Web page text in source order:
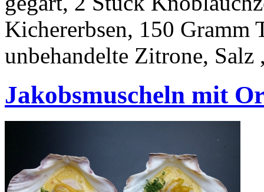
Kichererbsen, 150 Gramm
unbehandelte Zitrone,
Jakobsmuscheln mit